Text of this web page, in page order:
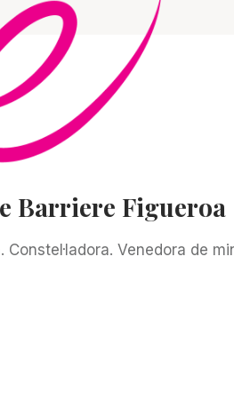
Barriere Figueroa
Constel·ladora. Venedora de